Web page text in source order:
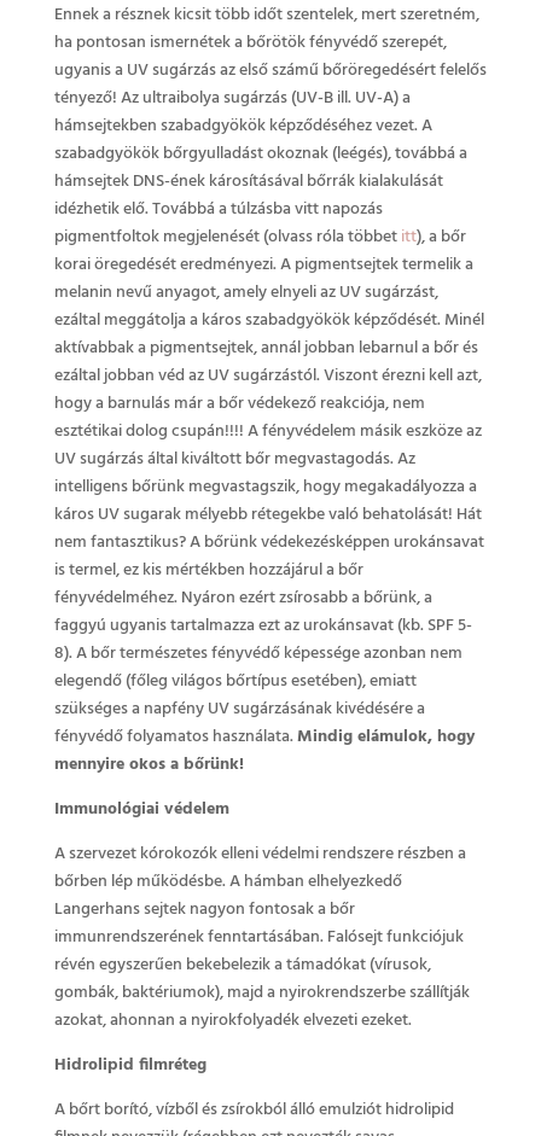
Ennek a résznek kicsit több időt szentelek, mert szeretném,
ha pontosan ismernétek a bőrötök fényvédő szerepét,
ugyanis a UV sugárzás az első számű bőröregedésért felelős
tényező! Az ultraibolya sugárzás (UV-B ill. UV-A) a
hámsejtekben szabadgyökök képződéséhez vezet. A
szabadgyökök bőrgyulladást okoznak (leégés), továbbá a
hámsejtek DNS-ének károsításával bőrrák kialakulását
idézhetik elő. Továbbá a túlzásba vitt napozás
pigmentfoltok megjelenését (olvass róla többetitt), a bőr
korai öregedését eredményezi. A pigmentsejtek termelik a
melanin nevű anyagot, amely elnyeli az UV sugárzást,
ezáltal meggátolja a káros szabadgyökök képződését. Minél
aktívabbak a pigmentsejtek, annál jobban lebarnul a bőr és
ezáltal jobban véd az UV sugárzástól. Viszont érezni kell azt,
hogy a barnulás már a bőr védekező reakciója, nem
esztétikai dolog csupán!!!! A fényvédelem másik eszköze az
UV sugárzás által kiváltott bőr megvastagodás. Az
intelligens bőrünk megvastagszik, hogy megakadályozza a
káros UV sugarak mélyebb rétegekbe való behatolását! Hát
nem fantasztikus? A bőrünk védekezésképpen urokánsavat
is termel, ez kis mértékben hozzájárul a bőr
fényvédelméhez. Nyáron ezért zsírosabb a bőrünk, a
faggyú ugyanis tartalmazza ezt az urokánsavat (kb. SPF 5-
8). A bőr természetes fényvédő képessége azonban nem
elegendő (főleg világos bőrtípus esetében), emiatt
szükséges a napfény UV sugárzásának kivédésére a
fényvédő folyamatos használata.Mindig elámulok, hogy
mennyire okos a bőrünk!
Immunológiai védelem
A szervezet kórokozók elleni védelmi rendszere részben a
bőrben lép működésbe. A hámban elhelyezkedő
Langerhans sejtek nagyon fontosak a bőr
immunrendszerének fenntartásában. Falósejt funkciójuk
révén egyszerűen bekebelezik a támadókat (vírusok,
gombák, baktériumok), majd a nyirokrendszerbe szállítják
azokat, ahonnan a nyirokfolyadék elvezeti ezeket.
Hidrolipid filmréteg
A bőrt borító, vízből és zsírokból álló emulziót hidrolipid